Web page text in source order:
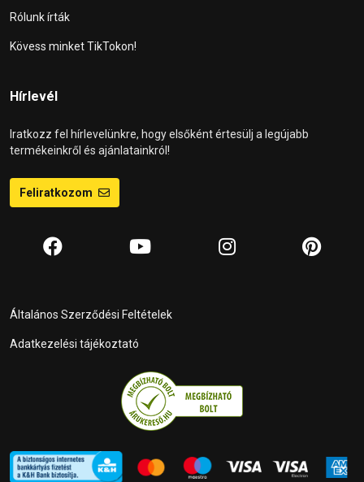
Rólunk írták
Kövess minket TikTokon!
Hírlevél
Iratkozz fel hírlevelünkre, hogy elsőként értesülj a legújabb
termékeinkről és ajánlatainkról!
Feliratkozom
Általános Szerződési Feltételek
Adatkezelési tájékoztató